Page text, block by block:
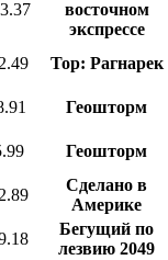
восточном
экспрессе
Тор: Рагнарек
Геошторм
Геошторм
Сделано в
Америке
Бегущий по
лезвию 2049